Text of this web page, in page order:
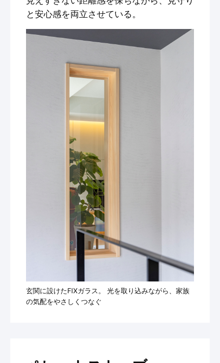
と安心感を両立させている。
玄関に設けたFIXガラス。 光を取り込みながら、家族
の気配をやさしくつなぐ